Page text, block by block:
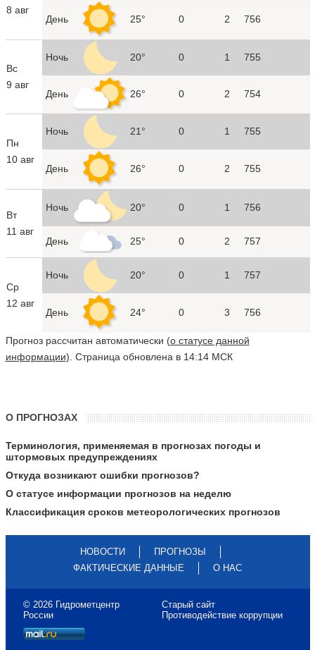
8 авг
День 25° 0 2 756
Вс
9 авг
Ночь 20° 0 1 755
День 26° 0 2 754
Пн
10 авг
Ночь 21° 0 1 755
День 26° 0 2 755
Вт
11 авг
Ночь 20° 0 1 756
День 25° 0 2 757
Ср
12 авг
Ночь 20° 0 1 757
День 24° 0 3 756
Прогноз рассчитан автоматически (о статусе данной
информации). Страница обновлена в 14:14 МСК
О ПРОГНОЗАХ
Терминология, применяемая в прогнозах погоды и
штормовых предупреждениях
Откуда возникают ошибки прогнозов?
О статусе информации прогнозов на неделю
Классификация сроков метеорологических прогнозов
НОВОСТИ
ПРОГНОЗЫ
ФАКТИЧЕСКИЕ ДАННЫЕ
О НАС
© 2026 Гидрометцентр
России
Старый сайт
Противодействие коррупции